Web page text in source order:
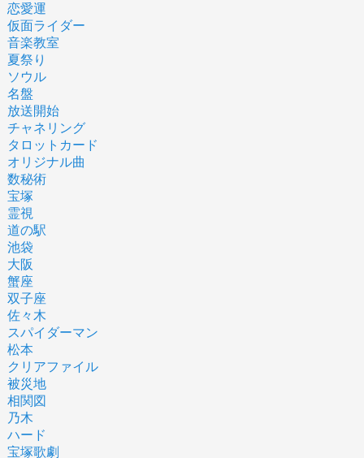
恋愛運
仮面ライダー
音楽教室
夏祭り
ソウル
名盤
放送開始
チャネリング
タロットカード
オリジナル曲
数秘術
宝塚
霊視
道の駅
池袋
大阪
蟹座
双子座
佐々木
スパイダーマン
松本
クリアファイル
被災地
相関図
乃木
ハード
宝塚歌劇